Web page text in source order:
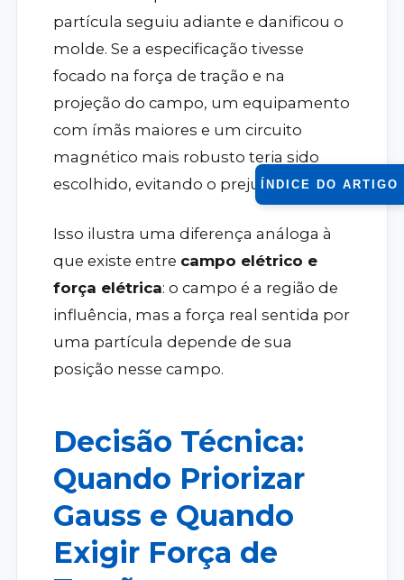
ÍNDICE DO ARTIGO
partícula seguiu adiante e danificou o
molde. Se a especificação tivesse
focado na força de tração e na
projeção do campo, um equipamento
com ímãs maiores e um circuito
magnético mais robusto teria sido
escolhido, evitando o prejuízo.
Isso ilustra uma diferença análoga à
que existe entre campo elétrico e
força elétrica: o campo é a região de
influência, mas a força real sentida por
uma partícula depende de sua
posição nesse campo.
Decisão Técnica:
Quando Priorizar
Gauss e Quando
Exigir Força de